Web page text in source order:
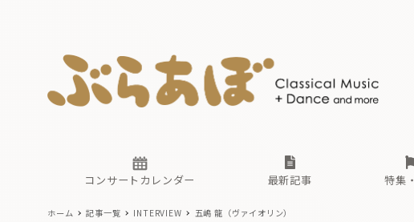
コンサートカレンダー 最新記事 特集
古楽とその先と
無料ライブ配信スケジ
あ か さ
ホーム 記事一覧 INTERVIEW 五嶋 龍（ヴァイオリン）